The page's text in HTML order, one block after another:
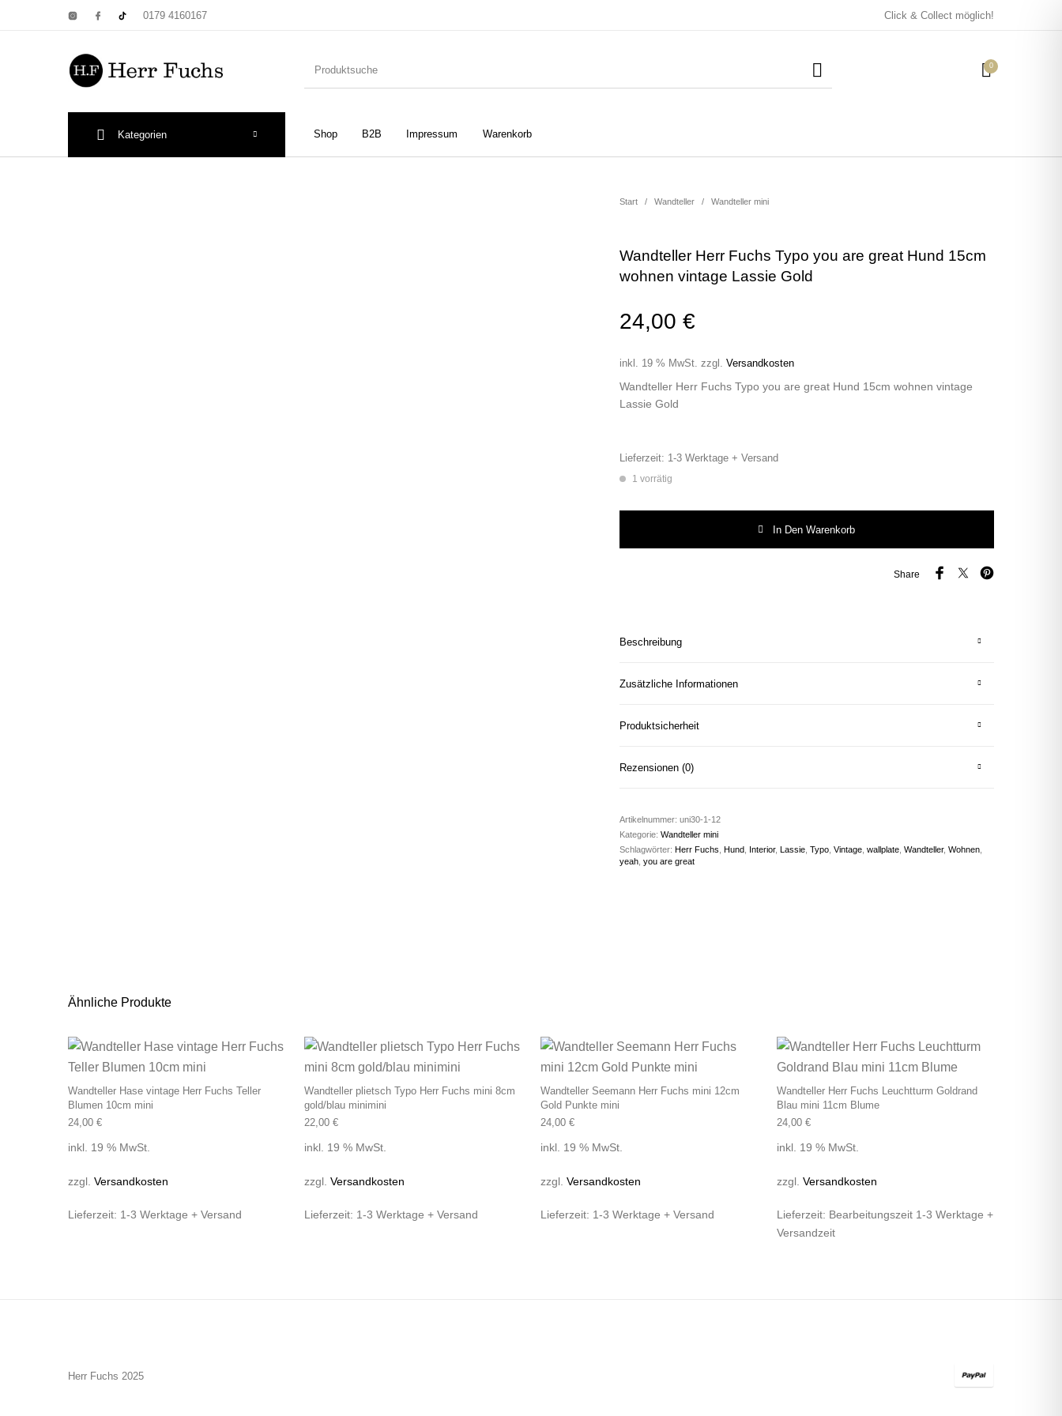
0179 4160167 Click & Collect möglich!
0
Shop B2B Impressum Warenkorb
Kategorien
Taschen/Turnbeutel Tassen
Start / Wandteller / Wandteller mini
Wandteller Herr Fuchs Typo you are great Hund 15cm
wohnen vintage Lassie Gold
24,00 €
inkl. 19 % MwSt. zzgl. Versandkosten
Wandteller Herr Fuchs Typo you are great Hund 15cm wohnen vintage
Lassie Gold
Lieferzeit: 1-3 Werktage + Versand
1 vorrätig
In Den Warenkorb
Share
Beschreibung
Zusätzliche Informationen
Produktsicherheit
Rezensionen (0)
Artikelnummer: uni30-1-12
Kategorie: Wandteller mini
Schlagwörter: Herr Fuchs Hund, Interior, Lassie, Typo, Vintage, wallplate, Wandteller, Wohnen,
yeah, you are great
Ähnliche Produkte
Wandteller Hase vintage Herr Fuchs Teller
Blumen 10cm mini
24,00 €
inkl. 19 % MwSt.
zzgl. Versandkosten
Lieferzeit: 1-3 Werktage + Versand
Wandteller plietsch Typo Herr Fuchs mini 8cm
gold/blau minimini
22,00 €
inkl. 19 % MwSt.
zzgl. Versandkosten
Lieferzeit: 1-3 Werktage + Versand
Wandteller Seemann Herr Fuchs mini 12cm
Gold Punkte mini
24,00 €
inkl. 19 % MwSt.
zzgl. Versandkosten
Lieferzeit: 1-3 Werktage + Versand
Wandteller Herr Fuchs Leuchtturm Goldrand
Blau mini 11cm Blume
24,00 €
inkl. 19 % MwSt.
zzgl. Versandkosten
Lieferzeit: Bearbeitungszeit 1-3 Werktage +
Versandzeit
Herr Fuchs 2025